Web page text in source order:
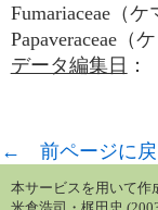
Fumariaceae（
Papaveraceae（
データ編集日
← 前ページに戻
本サービスを用いて作